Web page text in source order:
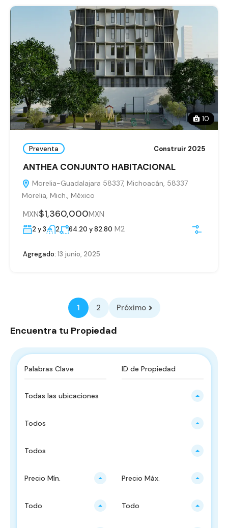
10
Preventa Construir 2025
ANTHEA CONJUNTO HABITACIONAL
Morelia-Guadalajara 58337, Michoacán, 58337
Morelia, Mich., México
MXN$1,360,000MXN
2 y 3 2 64.20 y 82.80 M2
Agregado: 13 junio, 2025
1 2 Próximo
Encuentra tu Propiedad
Todas las ubicaciones
Todos
Todos
Precio Mín. Precio Máx.
Todo Todo